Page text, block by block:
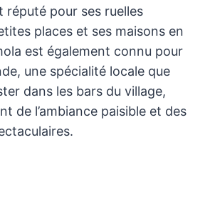
réputé pour ses ruelles
places et ses maisons en
est également connu pour
une spécialité locale que
dans les bars du village,
de l’ambiance paisible et des